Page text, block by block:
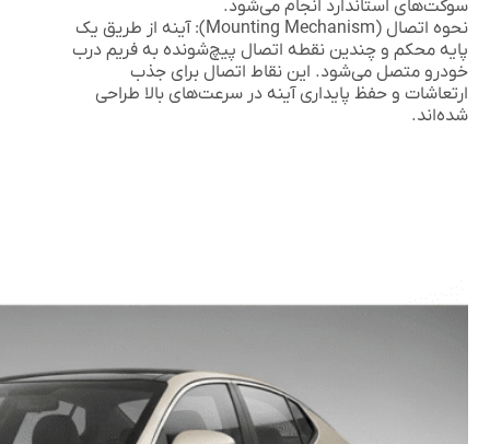
سوکت‌های استاندارد انجام می‌شود.
نحوه اتصال (Mounting Mechanism):
آینه از طریق یک
پایه محکم و چندین نقطه اتصال پیچ‌شونده به فریم درب
خودرو متصل می‌شود. این نقاط اتصال برای جذب
ارتعاشات و حفظ پایداری آینه در سرعت‌های بالا طراحی
شده‌اند.